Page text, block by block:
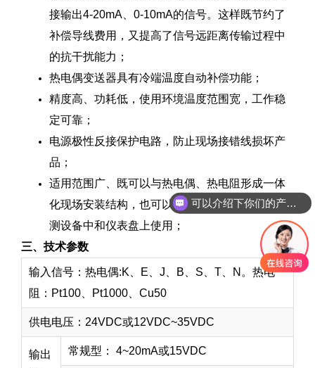
接输出4-20mA、0-10mA的信号。这样既节约了
补偿导线费用，又提高了信号远距离传输过程中
的抗干扰能力；
热电偶变送器具有冷端温度自动补偿功能；
精度高、功耗低，使用环境温度范围宽，工作稳
定可靠；
电源极性反接保护电路，防止现场接错线损坏产
品；
适用范围广、既可以与热电偶、热电阻形成一体
化现场安装结构，也可以作为功能模块安装在检
测设备中和仪表盘上使用；
三、技术参数
输入信号：热电偶:K、E、J、B、S、T、N。热电
阻：Pt100、Pt1000、Cu50
供电电压：24VDC或12VDC~35VDC
输出
常规型： 4~20mA或15VDC
可以介绍下你们的产品么